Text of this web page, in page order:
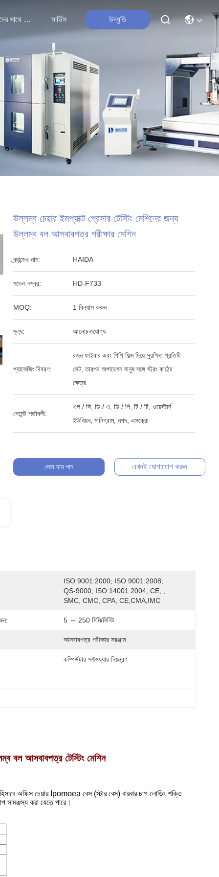
আমাদের সাথে যোগাযোগ সার্ভিস উদ্ধৃতি
উল্লম্ব চেয়ার ইমপ্যাক্ট প্রেসার টেস্টিং মেশিনের জন্য
উল্লম্ব বল আসবাবপত্র পরীক্ষার মেশিন
ব্র্যান্ডের নাম: HAIDA
মডেল নম্বর: HD-F733
MOQ: 1 বিন্যাস করুন
মূল্য: আলোচনাযোগ্য
প্যাকেজিং বিবরণ:
রজন ফাইবার এবং পিপি ফিল্ম দিয়ে সুরক্ষিত প্রতিটি
সেট, তারপর অপারেশন মানুষ সঙ্গে স্ট্রং কাঠের
ক্ষেত্র
পেমেন্ট শর্তাবলী:
এল / সি, ডি / এ, ডি / পি, টি / টি, ওয়েস্টার্ন
ইউনিয়ন, মানিগ্রাম, নগদ, এসক্রো
সেরা দাম পান এখনই যোগাযোগ করুন
ISO 9001:2000; ISO 9001:2008;
QS-9000; ISO 14001:2004; CE, ,
SMC, CMC, CPA, CE,CMA,IMC
5 ～ 250 মিমি/মিনিট
আসবাবপত্র পরীক্ষার সরঞ্জাম
কম্পিউটার সফ্টওয়্যার নিয়ন্ত্রণ
বল আসবাবপত্র টেস্টিং মেশিন
অফিস চেয়ার Ipomoea বেস (স্টার বেস) বারবার চাপ লোডিং শক্তি
সামঞ্জস্য করা যেতে পারে।